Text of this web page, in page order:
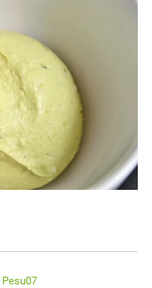
Pesu07